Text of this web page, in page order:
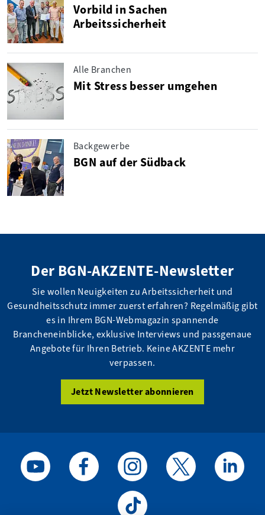
Vorbild in Sachen
Arbeitssicherheit
Alle Branchen
Mit Stress besser umgehen
Backgewerbe
BGN auf der Südback
Der BGN-AKZENTE-Newsletter
Sie wollen Neuigkeiten zu Arbeitssicherheit und
Gesundheitsschutz immer zuerst erfahren? Regelmäßig gibt
es in Ihrem BGN-Webmagazin spannende
Brancheneinblicke, exklusive Interviews und passgenaue
Angebote für Ihren Betrieb. Keine AKZENTE mehr
verpassen.
Jetzt Newsletter abonnieren